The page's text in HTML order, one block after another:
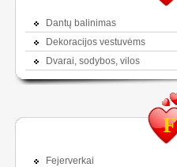
Dantų balinimas
Dekoracijos vestuvėms
Dvarai, sodybos, vilos
F
Fejerverkai